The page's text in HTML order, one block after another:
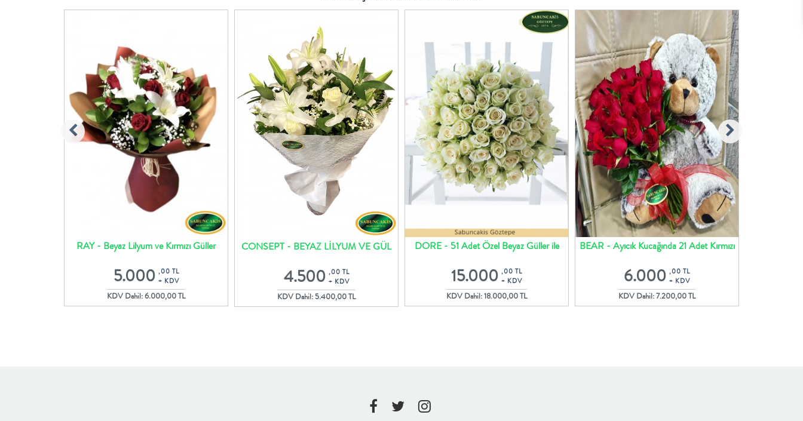
RAY - Beyaz Lilyum ve Kırmızı Güller
5.000 ,00 TL
+ KDV
KDV Dahil: 6.000,00 TL
CONSEPT - BEYAZ LİLYUM VE GÜL
4.500 ,00 TL
+ KDV
KDV Dahil: 5.400,00 TL
DORE - 51 Adet Özel Beyaz Güller ile
15.000 ,00 TL
+ KDV
KDV Dahil: 18.000,00 TL
BEAR - Ayıcık Kucağında 21 Adet Kırmızı
6.000 ,00 TL
+ KDV
KDV Dahil: 7.200,00 TL